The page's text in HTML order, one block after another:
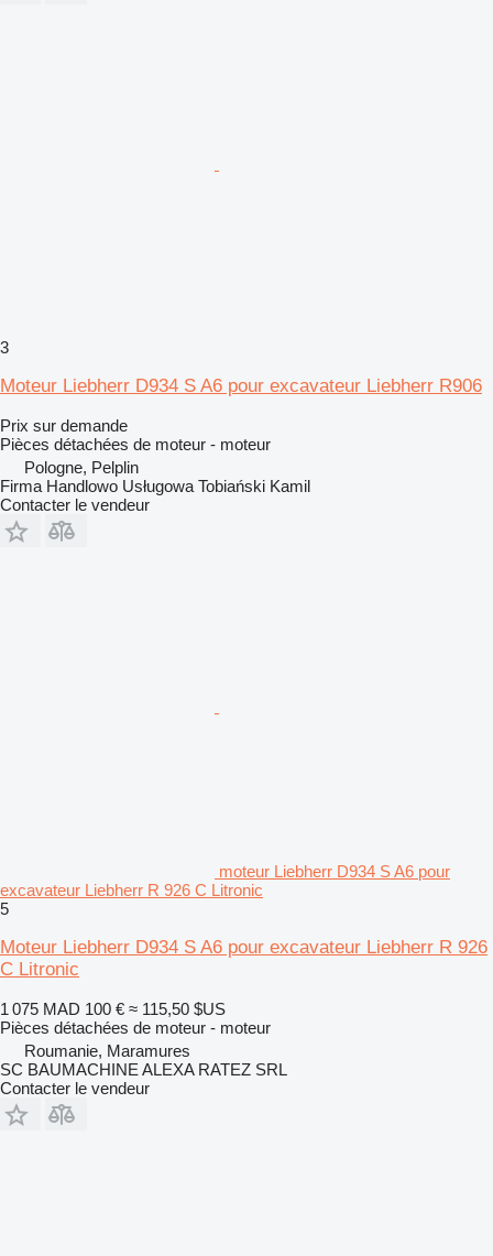
3
Moteur Liebherr D934 S A6 pour excavateur Liebherr R906
Prix sur demande
Pièces détachées de moteur - moteur
Pologne, Pelplin
Firma Handlowo Usługowa Tobiański Kamil
Contacter le vendeur
moteur Liebherr D934 S A6 pour
excavateur Liebherr R 926 C Litronic
5
Moteur Liebherr D934 S A6 pour excavateur Liebherr R 926
C Litronic
1 075 MAD 100 € ≈ 115,50 $US
Pièces détachées de moteur - moteur
Roumanie, Maramures
SC BAUMACHINE ALEXA RATEZ SRL
Contacter le vendeur